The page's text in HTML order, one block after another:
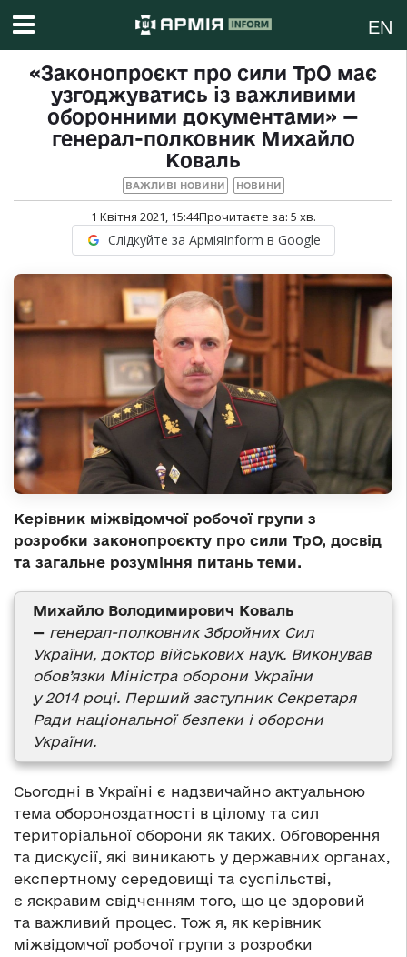
EN
«Законопроєкт про сили ТрО має
узгоджуватись із важливими
оборонними документами» —
генерал-полковник Михайло
Коваль
ВАЖЛИВІ НОВИНИ НОВИНИ
1 Квітня 2021, 15:44Прочитаєте за: 5 хв.
Слідкуйте за АрміяInform в Google
Керівник міжвідомчої робочої групи з
розробки законопроєкту про сили ТрО, досвід
та загальне розуміння питань теми.
Михайло Володимирович Коваль
— генерал-полковник Збройних Сил
України, доктор військових наук. Виконував
обов’язки Міністра оборони України
у 2014 році. Перший заступник Секретаря
Ради національної безпеки і оборони
України.
Сьогодні в Україні є надзвичайно актуальною
тема обороноздатності в цілому та сил
територіальної оборони як таких. Обговорення
та дискусії, які виникають у державних органах,
експертному середовищі та суспільстві,
є яскравим свідченням того, що це здоровий
та важливий процес. Тож я, як керівник
міжвідомчої робочої групи з розробки